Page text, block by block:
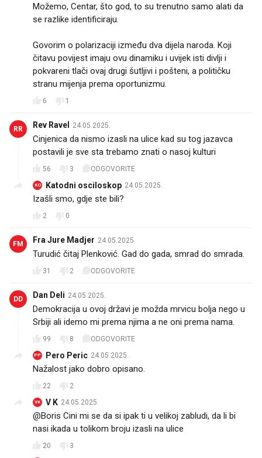
Možemo, Centar, što god, to su trenutno samo alati da
se razlike identificiraju.
Govorim o polarizaciji između dva dijela naroda. Koji
čitavu povijest imaju ovu dinamiku i uvijek isti divlji i
pokvareni tlači ovaj drugi šutljivi i pošteni, a političku
stranu mijenja prema oportunizmu.
6 1
RR Rev Ravel 24.05.2025.
Cinjenica da nismo izasli na ulice kad su tog jazavca
postavili je sve sta trebamo znati o nasoj kulturi
56 3 ODGOVORITE
KO Katodni osciloskop 24.05.2025.
Izašli smo, gdje ste bili?
2 0
FM Fra Jure Madjer 24.05.2025.
Turudić čitaj Plenković. Gad do gada, smrad do smrada.
31 2 ODGOVORITE
DD Dan Deli 24.05.2025.
Demokracija u ovoj državi je možda mrvicu bolja nego u
Srbiji ali idemo mi prema njima a ne oni prema nama.
99 8 ODGOVORITE
PP Pero Peric 24.05.2025.
Nažalost jako dobro opisano.
22 2
VK V K 24.05.2025.
@Boris Cini mi se da si ipak ti u velikoj zabludi, da li bi
nasi ikada u tolikom broju izasli na ulice
20 3